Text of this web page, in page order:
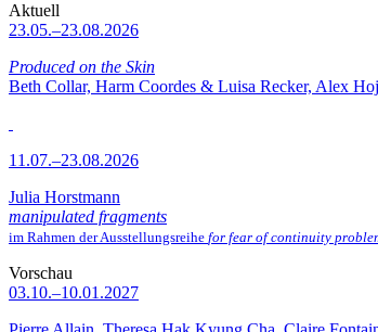
Aktuell
23.05.–23.08.2026
Produced on the Skin
Beth Collar, Harm Coordes & Luisa Recker, Alex
11.07.–23.08.2026
Julia Horstmann
manipulated fragments
im Rahmen der Ausstellungsreihe for fear of continuity
Vorschau
03.10.–10.01.2027